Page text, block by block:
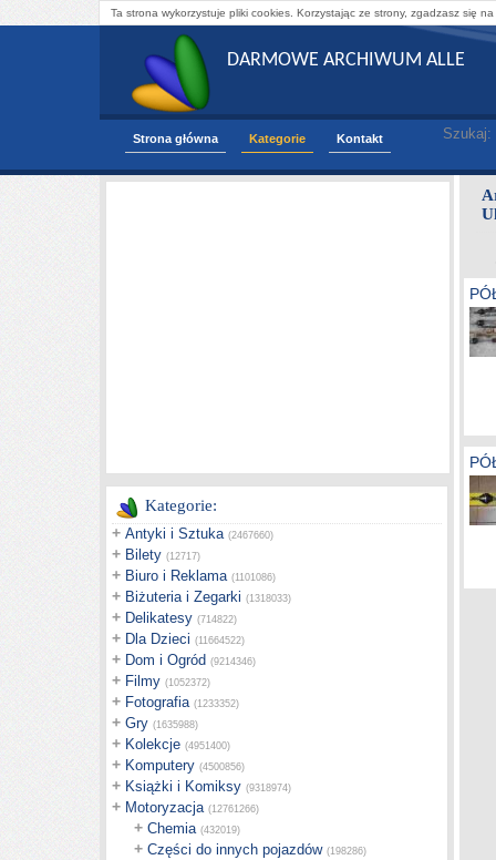
Ta strona wykorzystuje pliki cookies. Korzystając ze strony, zgadzasz się
DARMOWE ARCHIWUM ALLE
Strona główna Kategorie Kontakt Szukaj:
Kategorie:
+ Antyki i Sztuka (2467660)
+ Bilety (12717)
+ Biuro i Reklama (1101086)
+ Biżuteria i Zegarki (1318033)
+ Delikatesy (714822)
+ Dla Dzieci (11664522)
+ Dom i Ogród (9214346)
+ Filmy (1052372)
+ Fotografia (1233352)
+ Gry (1635988)
+ Kolekcje (4951400)
+ Komputery (4500856)
+ Książki i Komiksy (9318974)
+ Motoryzacja (12761266)
+ Chemia (432019)
+ Części do innych pojazdów (198286)